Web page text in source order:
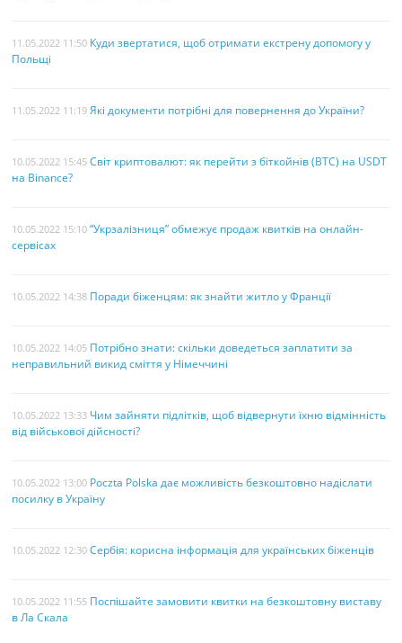
11.05.2022 11:50 Куди звертатися, щоб отримати екстрену допомогу у
Польщі
11.05.2022 11:19 Які документи потрібні для повернення до України?
10.05.2022 15:45 Світ криптовалют: як перейти з біткойнів (BTC) на USDT
на Binance?
10.05.2022 15:10 “Укрзалізниця” обмежує продаж квитків на онлайн-
сервісах
10.05.2022 14:38 Поради біженцям: як знайти житло у Франції
10.05.2022 14:05 Потрібно знати: скільки доведеться заплатити за
неправильний викид сміття у Німеччині
10.05.2022 13:33 Чим зайняти підлітків, щоб відвернути їхню відмінність
від військової дійсності?
10.05.2022 13:00 Poczta Polska дає можливість безкоштовно надіслати
посилку в Україну
10.05.2022 12:30 Сербія: корисна інформація для українських біженців
10.05.2022 11:55 Поспішайте замовити квитки на безкоштовну виставу
в Ла Скала